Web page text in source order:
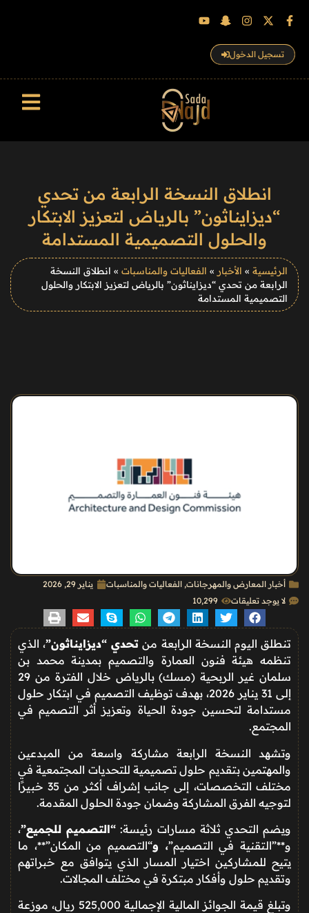
تسجيل الدخول
انطلاق النسخة الرابعة من تحدي
“ديزايناثون” بالرياض لتعزيز الابتكار
والحلول التصميمية المستدامة
الرئيسية » الأخبار » الفعاليات والمناسبات » انطلاق النسخة
الرابعة من تحدي “ديزايناثون” بالرياض لتعزيز الابتكار والحلول
التصميمية المستدامة
أخبار المعارض والمهرجانات, الفعاليات والمناسبات
يناير 29, 2026
لا يوجد تعليقات
10٬299
تنطلق اليوم النسخة الرابعة من تحدي “ديزايناثون”، الذي
تنظمه هيئة فنون العمارة والتصميم بمدينة محمد بن
سلمان غير الربحية (مسك) بالرياض خلال الفترة من 29
إلى 31 يناير 2026، بهدف توظيف التصميم في ابتكار حلول
مستدامة لتحسين جودة الحياة وتعزيز أثر التصميم في
المجتمع.
وتشهد النسخة الرابعة مشاركة واسعة من المبدعين
والمهتمين بتقديم حلول تصميمية للتحديات المجتمعية في
مختلف التخصصات، إلى جانب إشراف أكثر من 35 خبيرًا
لتوجيه الفرق المشاركة وضمان جودة الحلول المقدمة.
ويضم التحدي ثلاثة مسارات رئيسة: “التصميم للجميع”،
و**”التقنية في التصميم”، و“التصميم من المكان”**، ما
يتيح للمشاركين اختيار المسار الذي يتوافق مع خبراتهم
وتقديم حلول وأفكار مبتكرة في مختلف المجالات.
وتبلغ قيمة الجوائز المالية الإجمالية 525,000 ريال، موزعة